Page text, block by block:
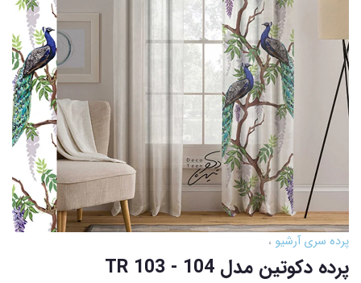
پرده سری آرشیو
پرده دکوتین مدل TR 103 - 104